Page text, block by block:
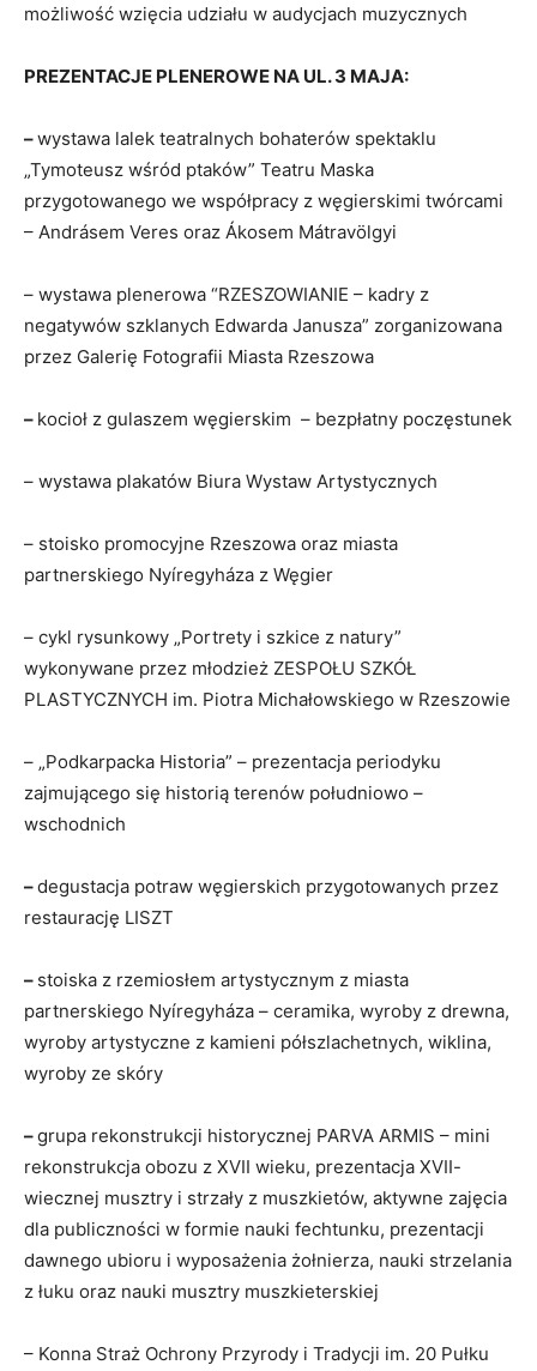
możliwość wzięcia udziału w audycjach muzycznych
PREZENTACJE PLENEROWE NA UL. 3 MAJA:
–wystawa lalek teatralnych bohaterów spektaklu
„Tymoteusz wśród ptaków” Teatru Maska
przygotowanego we współpracy z węgierskimi twórcami
– Andrásem Veres oraz Ákosem Mátravölgyi
– wystawa plenerowa “RZESZOWIANIE – kadry z
negatywów szklanych Edwarda Janusza” zorganizowana
przez Galerię Fotografii Miasta Rzeszowa
– kocioł z gulaszem węgierskim – bezpłatny poczęstunek
– wystawa plakatów Biura Wystaw Artystycznych
– stoisko promocyjne Rzeszowa oraz miasta
partnerskiego Nyíregyháza z Węgier
– cykl rysunkowy „Portrety i szkice z natury”
wykonywane przez młodzież ZESPOŁU SZKÓŁ
PLASTYCZNYCH im. Piotra Michałowskiego w Rzeszowie
– „Podkarpacka Historia” – prezentacja periodyku
zajmującego się historią terenów południowo –
wschodnich
–degustacja potraw węgierskich przygotowanych przez
restaurację LISZT
– stoiska z rzemiosłem artystycznym z miasta
partnerskiego Nyíregyháza – ceramika, wyroby z drewna,
wyroby artystyczne z kamieni półszlachetnych, wiklina,
wyroby ze skóry
–grupa rekonstrukcji historycznej PARVA ARMIS – mini
rekonstrukcja obozu z XVII wieku, prezentacja XVII-
wiecznej musztry i strzały z muszkietów, aktywne zajęcia
dla publiczności w formie nauki fechtunku, prezentacji
dawnego ubioru i wyposażenia żołnierza, nauki strzelania
z łuku oraz nauki musztry muszkieterskiej
– Konna Straż Ochrony Przyrody i Tradycji im. 20 Pułku